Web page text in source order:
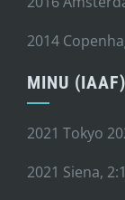
2014
MINU
2021 Tokyo
2021 Siena,